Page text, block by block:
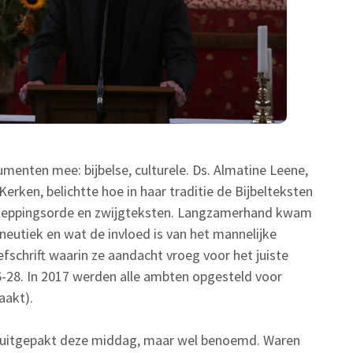
mee: bijbelse, culturele. Ds. Almatine Leene,
belichtte hoe in haar traditie de Bijbelteksten
en zwijgteksten. Langzamerhand kwam
en wat de invloed is van het mannelijke
waarin ze aandacht vroeg voor het juiste
28. In 2017 werden alle ambten opgesteld voor
deze middag, maar wel benoemd. Waren